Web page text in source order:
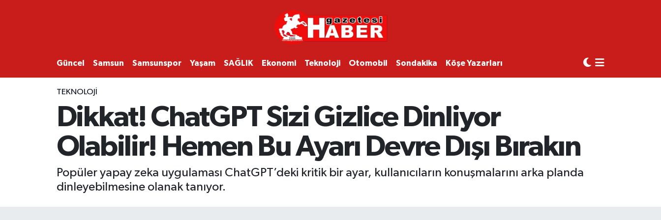
Güncel Samsun Samsunspor Yaşam SAĞLIK Ekonomi Teknoloji Otomobil Sondakika Köşe Yazarları
TEKNOLOJI
Dikkat! ChatGPT Sizi Gizlice Dinliyor
Olabilir! Hemen Bu Ayarı Devre Dışı Bırakın
Popüler yapay zeka uygulaması ChatGPT’deki kritik bir ayar, kullanıcıların konuşmalarını arka planda
dinleyebilmesine olanak tanıyor.
SAMSUN
SAMSUNSPOR
EKONOMİ